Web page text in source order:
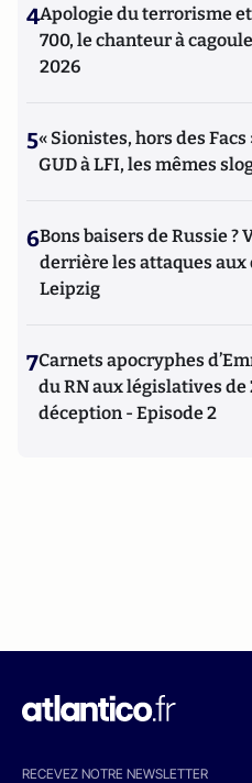
4Apologie du terrorisme
700, le chanteur à
2026
5« Sionistes, hors des
GUD à LFI, les mêmes
6Bons baisers de Russie ?
derrière les attaques
Leipzig
7Carnets apocryphes
du RN aux législatives
déception - Episode 2
RECEVEZ NOTRE NEWSLETTER